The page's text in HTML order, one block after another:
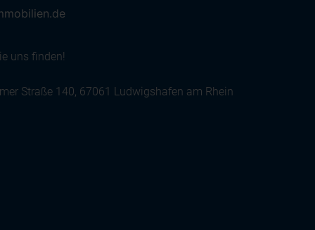
uns finden!
Straße 140, 67061 Ludwigshafen am Rhein